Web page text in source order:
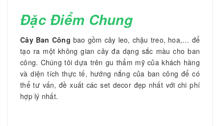
Đặc Điểm Chung
Cây Ban Công bao gồm cây leo, chậu treo, hoa,… để
tạo ra một không gian cây đa dạng sắc màu cho ban
công. Chúng tôi dựa trên gu thẩm mỹ của khách hàng
và diện tích thực tế, hướng nắng của ban công để có
thể tư vấn, đề xuất các set decor đẹp nhất với chi phí
hợp lý nhất.